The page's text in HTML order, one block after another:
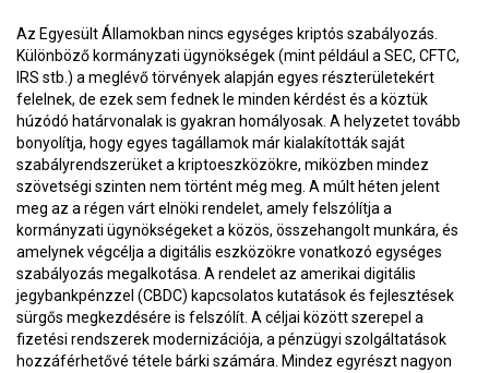
Az Egyesült Államokban nincs egységes kriptós szabályozás.
Különböző kormányzati ügynökségek (mint például a SEC, CFTC,
IRS stb.) a meglévő törvények alapján egyes részterületekért
felelnek, de ezek sem fednek le minden kérdést és a köztük
húzódó határvonalak is gyakran homályosak. A helyzetet tovább
bonyolítja, hogy egyes tagállamok már kialakították saját
szabályrendszerüket a kriptoeszközökre, miközben mindez
szövetségi szinten nem történt még meg. A múlt héten jelent
meg az a régen várt elnöki rendelet, amely felszólítja a
kormányzati ügynökségeket a közös, összehangolt munkára, és
amelynek végcélja a digitális eszközökre vonatkozó egységes
szabályozás megalkotása. A rendelet az amerikai digitális
jegybankpénzzel (CBDC) kapcsolatos kutatások és fejlesztések
sürgős megkezdésére is felszólít. A céljai között szerepel a
fizetési rendszerek modernizációja, a pénzügyi szolgáltatások
hozzáférhetővé tétele bárki számára. Mindez egyrészt nagyon